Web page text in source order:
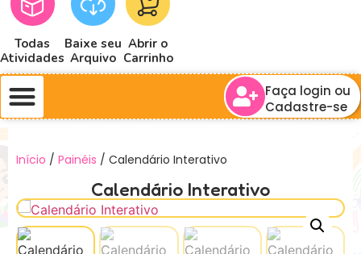
Todas
Atividades
Baixe seu
Arquivo
Abrir o
Carrinho
Faça login ou
Cadastre-se
Início / Painéis / Calendário Interativo
Calendário Interativo